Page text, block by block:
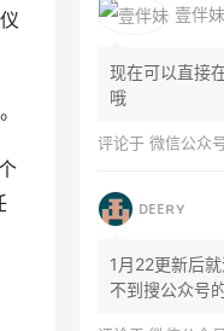
壹伴妹
现在可以直接
哦
评论于 微信公众号文章
ᴅᴇᴇʀʏ
1月22更新后
不到搜公众号